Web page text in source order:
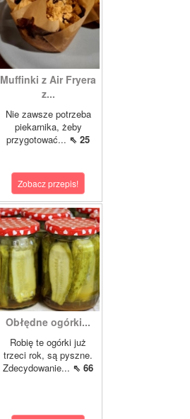
Muffinki z Air Fryera
z...
Nie zawsze potrzeba
piekarnika, żeby
przygotować... ⇖ 25
Zobacz przepis!
Obłędne ogórki...
Robię te ogórki już
trzeci rok, są pyszne.
Zdecydowanie... ⇖ 66